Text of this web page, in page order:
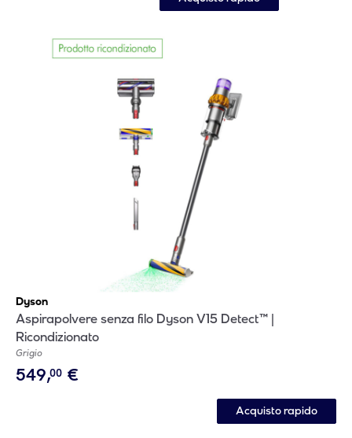
Dyson
Aspirapolvere senza filo Dyson V15 Detect™ |
Ricondizionato
Grigio
549,00 €
Acquisto rapido